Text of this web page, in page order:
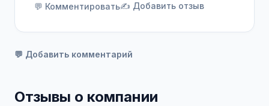
💬 Комментировать✍️ Добавить отзыв
💬 Добавить комментарий
Отзывы о компании